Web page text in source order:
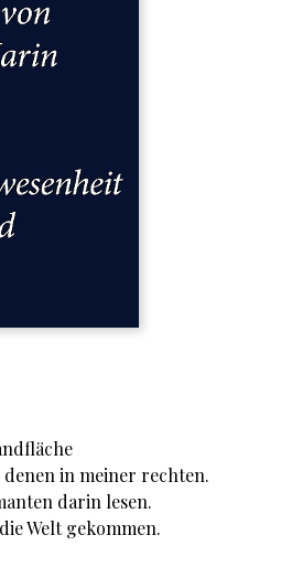
denen in meiner rechten.
darin lesen.
Welt gekommen.